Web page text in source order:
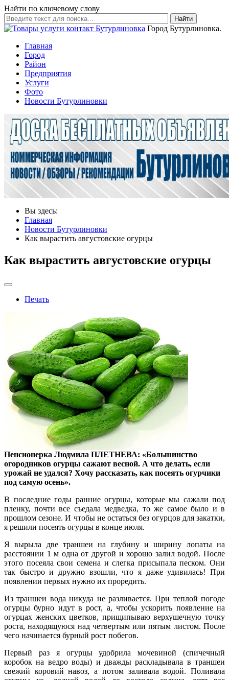
Найти по ключевому слову
Найти
Город Бутурлиновка.
Главная
Город
Район
Предприятия
Услуги
Фото
Новости Бутурлиновки
Вы здесь:
Главная
Новости Бутурлиновки
Как вырастить августовские огурцы
Как вырастить августовские огурцы
Печать
Пенсионерка Людмила ПЛЕТНЕВА: «Большинство
огородников огурцы сажают весной. А что делать, если
урожай не удался? Хочу рассказать, как посеять огурчики
под самую осень».
В последние годы ранние огурцы, которые мы сажали под
пленку, почти все съедала медведка, то же самое было и в
прошлом сезоне. И чтобы не остаться без огурцов для закатки,
я решили посеять огурцы в конце июля.
Я вырыла две траншеи на глубину и ширину лопаты на
расстоянии 1 м одна от другой и хорошо залил водой. После
этого посеяла свои семена и слегка присыпала песком. Они
так быстро и дружно взошли, что я даже удивилась! При
появлении первых нужно их проредить.
Из траншеи вода никуда не разливается. При теплой погоде
огурцы бурно идут в рост, а, чтобы ускорить появление на
огурцах женских цветков, прищипываю верхушечную точку
роста, находящуюся над четвертым или пятым листом. После
чего начинается бурный рост побегов.
Первый раз я огурцы удобрила мочевиной (спичечный
коробок на ведро воды) и дважды раскладывала в траншеи
свежий коровий навоз, а потом заливала водой. Поливала